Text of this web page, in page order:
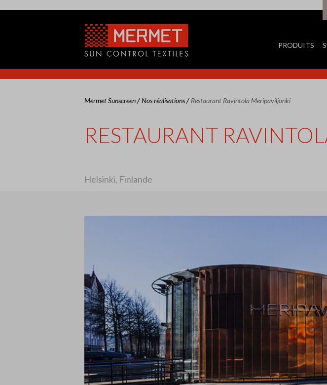
PRODUITS
Mermet Sunscreen/Nos réalisations/Restaurant Ravintola Meripaviljonki
RESTAURANT
Helsinki, Finlande